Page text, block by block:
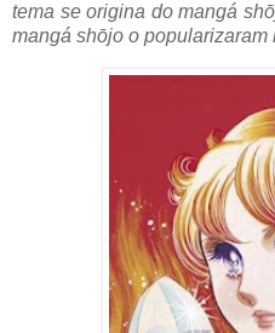
tema se origina do mangá
mangá shōjo o popularizaram